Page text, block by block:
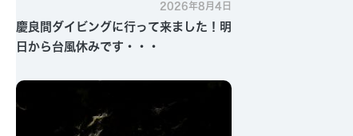
2026年8月4日
慶良間ダイビングに行って来ました！明
日から台風休みです・・・